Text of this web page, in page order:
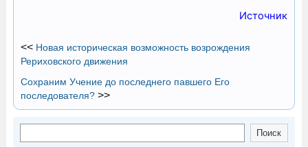
Источник
<< Новая историческая возможность возрождения
Рериховского движения
Сохраним Учение до последнего павшего Его
последователя? >>
Поиск